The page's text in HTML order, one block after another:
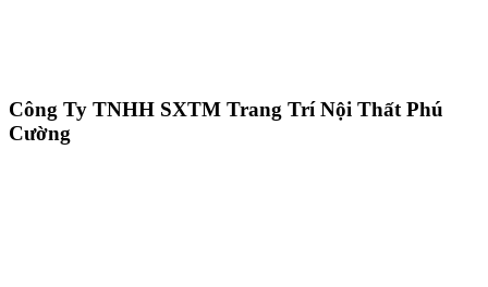
Công Ty TNHH SXTM Trang Trí Nội Thất Phú
Cường